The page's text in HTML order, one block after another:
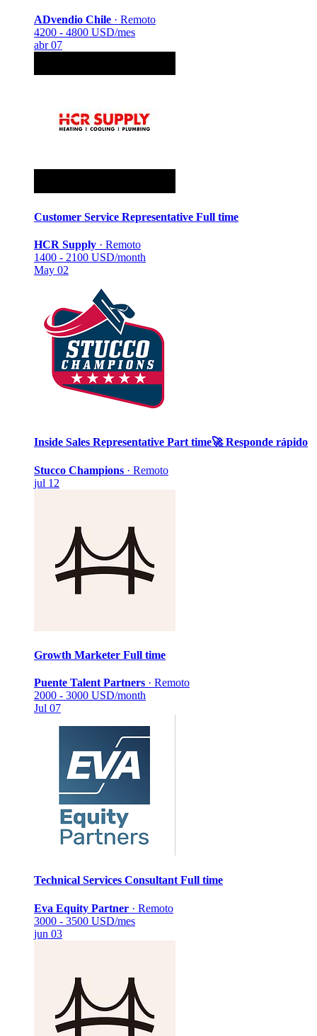
ADvendio Chile · Remoto
4200 - 4800 USD/mes
abr 07
Customer Service Representative Full time
HCR Supply · Remoto
1400 - 2100 USD/month
May 02
Inside Sales Representative Part time🚀 Responde rápido
Stucco Champions · Remoto
jul 12
Growth Marketer Full time
Puente Talent Partners · Remoto
2000 - 3000 USD/month
Jul 07
Technical Services Consultant Full time
Eva Equity Partner · Remoto
3000 - 3500 USD/mes
jun 03